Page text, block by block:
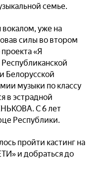
семье.
вокалом, уже на
силы во втором
«Я
Белорусской
музыки по классу
в эстрадной
С 6 лет
Республики.
пройти кастинг на
и добраться до